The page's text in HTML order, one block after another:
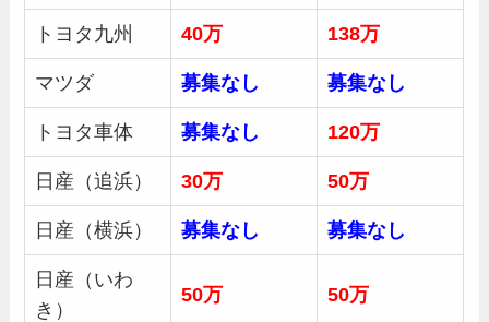
トヨタ九州 40万 138万
マツダ 募集なし 募集なし
トヨタ車体 募集なし 120万
日産（追浜） 30万 50万
日産（横浜） 募集なし 募集なし
日産（いわ
き）
50万 50万